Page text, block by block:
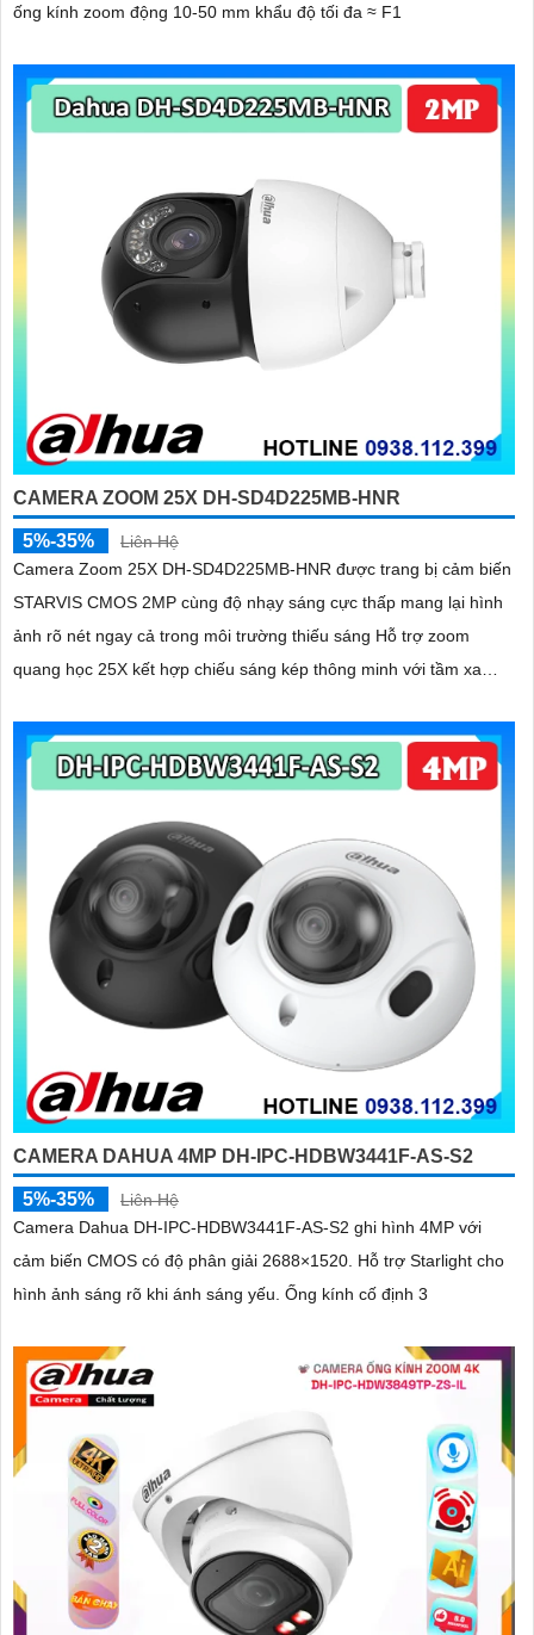
ống kính zoom động 10-50 mm khẩu độ tối đa ≈ F1
CAMERA ZOOM 25X DH-SD4D225MB-HNR
5%-35%
Liên Hệ
Camera Zoom 25X DH-SD4D225MB-HNR được trang bị cảm biến
STARVIS CMOS 2MP cùng độ nhạy sáng cực thấp mang lại hình
ảnh rõ nét ngay cả trong môi trường thiếu sáng Hỗ trợ zoom
quang học 25X kết hợp chiếu sáng kép thông minh với tầm xa
cùng chuẩn chống nước IP67 giúp quan sát ổn định ngoài trời
CAMERA DAHUA 4MP DH-IPC-HDBW3441F-AS-S2
5%-35%
Liên Hệ
Camera Dahua DH-IPC-HDBW3441F-AS-S2 ghi hình 4MP với
cảm biến CMOS có độ phân giải 2688×1520. Hỗ trợ Starlight cho
hình ảnh sáng rõ khi ánh sáng yếu. Ống kính cố định 3